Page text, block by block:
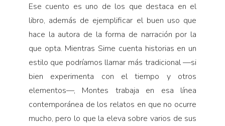
Ese cuento es uno de los que destaca en el
libro, además de ejemplificar el buen uso que
hace la autora de la forma de narración por la
que opta. Mientras Sime cuenta historias en un
estilo que podríamos llamar más tradicional —si
bien experimenta con el tiempo y otros
elementos—, Montes trabaja en esa línea
contemporánea de los relatos en que no ocurre
mucho, pero lo que la eleva sobre varios de sus